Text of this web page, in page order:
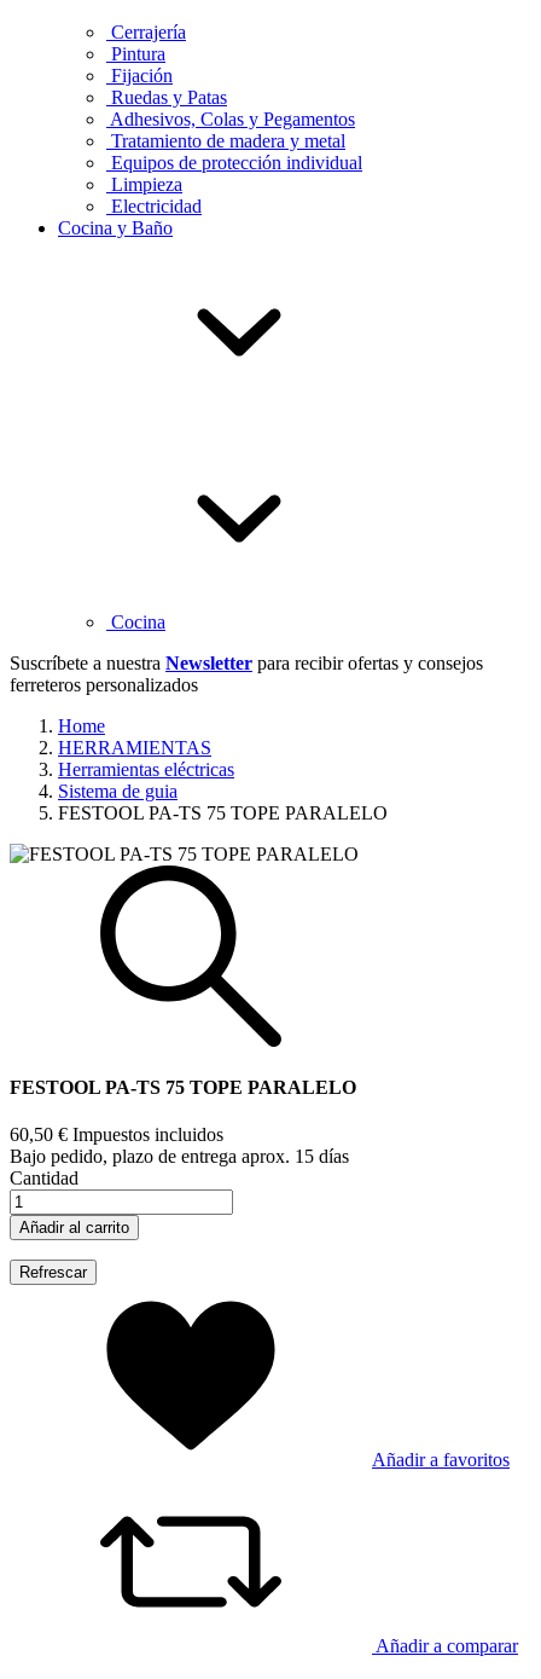
Cerrajería
Pintura
Fijación
Ruedas y Patas
Adhesivos, Colas y Pegamentos
Tratamiento de madera y metal
Equipos de protección individual
Limpieza
Electricidad
Cocina y Baño
Cocina
Suscríbete a nuestra Newsletter para recibir ofertas y consejos
ferreteros personalizados
Home
HERRAMIENTAS
Herramientas eléctricas
Sistema de guia
FESTOOL PA-TS 75 TOPE PARALELO
FESTOOL PA-TS 75 TOPE PARALELO
60,50 € Impuestos incluidos
Bajo pedido, plazo de entrega aprox. 15 días
Cantidad
Añadir al carrito
Añadir a favoritos
Añadir a comparar